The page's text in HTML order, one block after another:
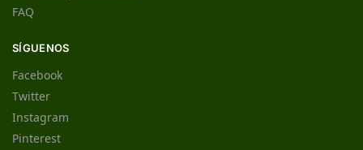
FAQ
SÍGUENOS
Facebook
Twitter
Instagram
Pinterest